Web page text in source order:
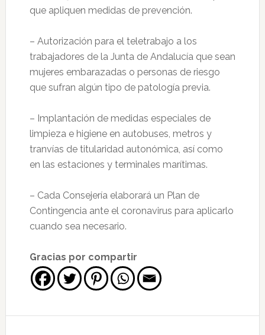
que apliquen medidas de prevención.
– Autorización para el teletrabajo a los
trabajadores de la Junta de Andalucía que sean
mujeres embarazadas o personas de riesgo
que sufran algún tipo de patología previa.
– Implantación de medidas especiales de
limpieza e higiene en autobuses, metros y
tranvías de titularidad autonómica, así como
en las estaciones y terminales marítimas.
– Cada Consejería elaborará un Plan de
Contingencia ante el coronavirus para aplicarlo
cuando sea necesario.
Gracias por compartir